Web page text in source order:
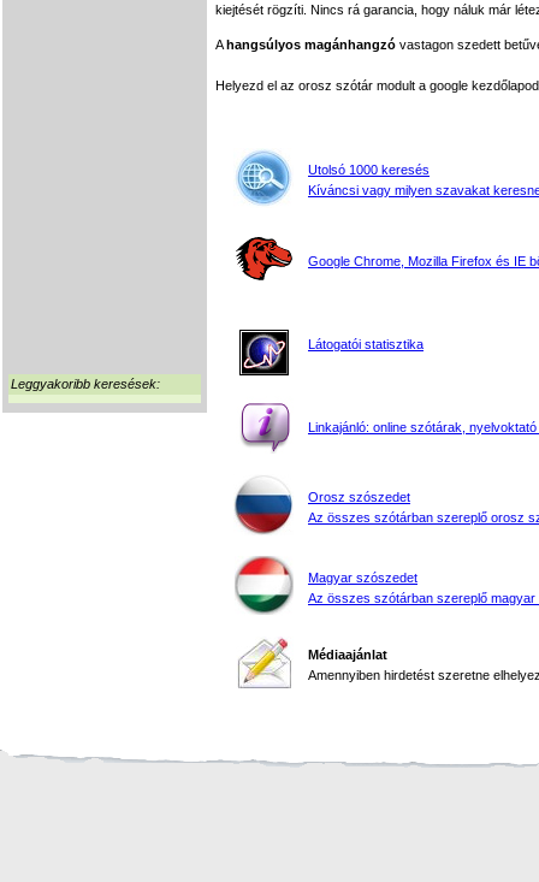
Leggyakoribb keresések:
kiejtését rögzíti. Nincs rá garancia, hogy náluk már
Ahangsúlyos magánhangzó vastagon szedett
Helyezd el az orosz szótár modult a google
Utolsó 1000 keresés
Kíváncsi vagy milyen szavakat
Google Chrome, Mozilla Firefox és IE
Látogatói statisztika
Linkajánló: online szótárak, nyelvoktató
Orosz szószedet
Az összes szótárban szereplő orosz
Magyar szószedet
Az összes szótárban szereplő magyar
Médiaajánlat
Amennyiben hirdetést szeretne